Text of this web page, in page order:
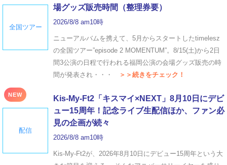
全国ツアー
場グッズ販売時間（整理券要）
2026/8/8 am10時
ニューアルバムを携えて、5月からスタートしたtimelesz
の全国ツアー”episode 2 MOMENTUM”。8/15(土)から2日
間3公演の日程で行われる福岡公演の会場グッズ販売の時
間が発表され・・・
＞＞続きをチェック！
NEW
配信
Kis-My-Ft2「キスマイ×NEXT」8月10日にデビ
ュー15周年！記念ライブ生配信ほか、ファン必
見の企画が続々
2026/8/8 am10時
Kis-My-Ft2が、2026年8月10日にデビュー15周年という大